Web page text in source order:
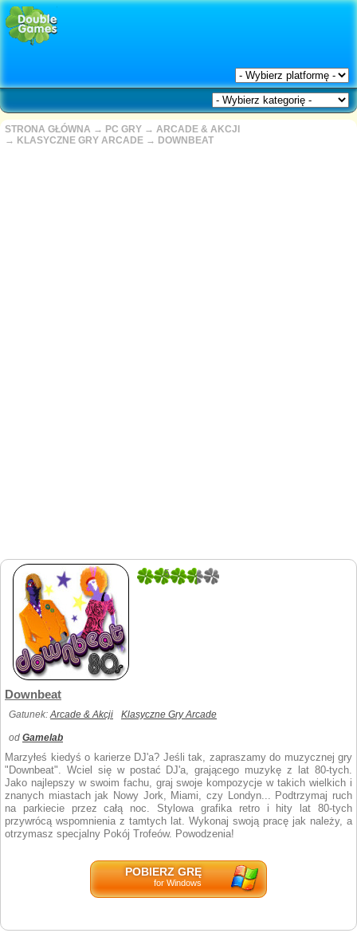
STRONA GŁÓWNA → PC GRY → ARCADE & AKCJI
→ KLASYCZNE GRY ARCADE → DOWNBEAT
5
Downbeat
Gatunek:Arcade & Akcji Klasyczne Gry Arcade
od Gamelab
Marzyłeś kiedyś o karierze DJ'a? Jeśli tak, zapraszamy do muzycznej gry
"Downbeat". Wciel się w postać DJ'a, grającego muzykę z lat 80-tych.
Jako najlepszy w swoim fachu, graj swoje kompozycje w takich wielkich i
znanych miastach jak Nowy Jork, Miami, czy Londyn... Podtrzymaj ruch
na parkiecie przez całą noc. Stylowa grafika retro i hity lat 80-tych
przywrócą wspomnienia z tamtych lat. Wykonaj swoją pracę jak należy, a
otrzymasz specjalny Pokój Trofeów. Powodzenia!
POBIERZ GRĘ
for Windows